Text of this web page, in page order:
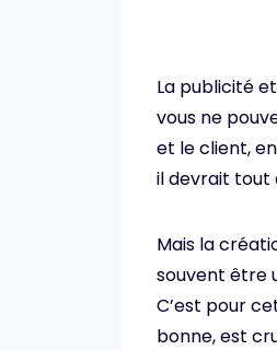
La publicité
vous ne
et le client,
il devrait tout
Mais la
souvent être
C’est pour
bonne, est